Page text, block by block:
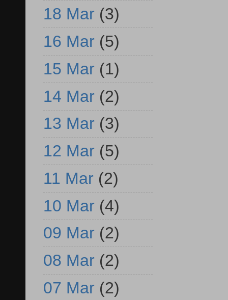
18 Mar (3)
16 Mar (5)
15 Mar (1)
14 Mar (2)
13 Mar (3)
12 Mar (5)
11 Mar (2)
10 Mar (4)
09 Mar (2)
08 Mar (2)
07 Mar (2)